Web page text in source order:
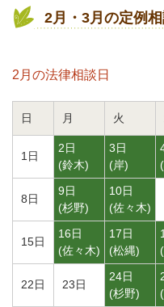
2月・3月の定例
2月の法律相談日
日 月 火
1日
2日
(鈴木)
3日
(岸)
(
8日
9日
(杉野)
10日
(佐々木)
15日
16日
(佐々木)
17日
(松縄)
(
22日 23日
24日
(杉野)
(